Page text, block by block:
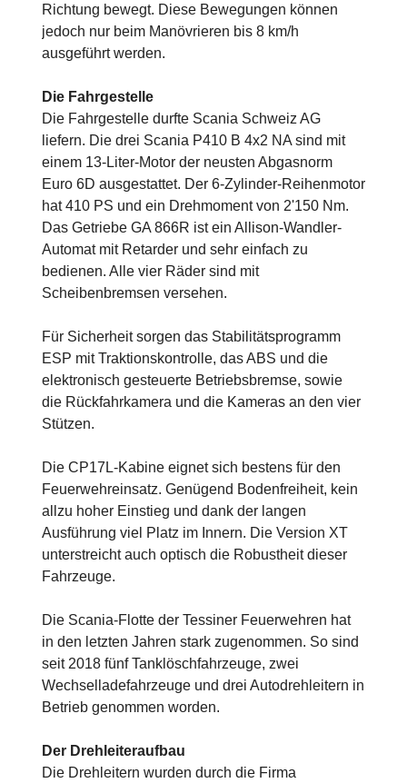
Richtung bewegt. Diese Bewegungen können
jedoch nur beim Manövrieren bis 8 km/h
ausgeführt werden.
Die Fahrgestelle
Die Fahrgestelle durfte Scania Schweiz AG
liefern. Die drei Scania P410 B 4x2 NA sind mit
einem 13-Liter-Motor der neusten Abgasnorm
Euro 6D ausgestattet. Der 6-Zylinder-Reihenmotor
hat 410 PS und ein Drehmoment von 2'150 Nm.
Das Getriebe GA 866R ist ein Allison-Wandler-
Automat mit Retarder und sehr einfach zu
bedienen. Alle vier Räder sind mit
Scheibenbremsen versehen.
Für Sicherheit sorgen das Stabilitätsprogramm
ESP mit Traktionskontrolle, das ABS und die
elektronisch gesteuerte Betriebsbremse, sowie
die Rückfahrkamera und die Kameras an den vier
Stützen.
Die CP17L-Kabine eignet sich bestens für den
Feuerwehreinsatz. Genügend Bodenfreiheit, kein
allzu hoher Einstieg und dank der langen
Ausführung viel Platz im Innern. Die Version XT
unterstreicht auch optisch die Robustheit dieser
Fahrzeuge.
Die Scania-Flotte der Tessiner Feuerwehren hat
in den letzten Jahren stark zugenommen. So sind
seit 2018 fünf Tanklöschfahrzeuge, zwei
Wechselladefahrzeuge und drei Autodrehleitern in
Betrieb genommen worden.
Der Drehleiteraufbau
Die Drehleitern wurden durch die Firma